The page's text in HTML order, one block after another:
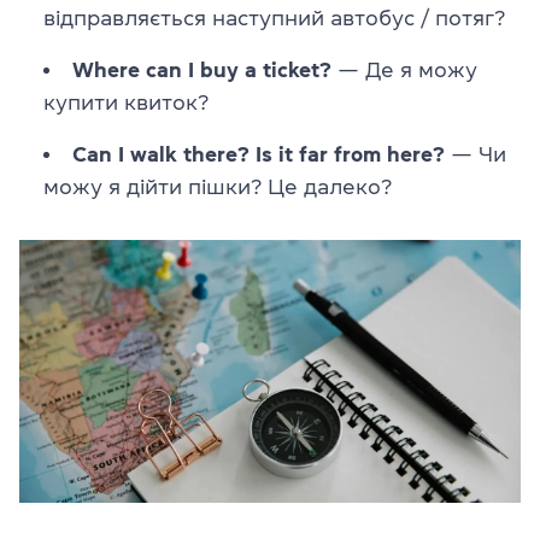
відправляється наступний автобус / потяг?
Where can I buy a ticket? — Де я можу
купити квиток?
Can I walk there? Is it far from here? — Чи
можу я дійти пішки? Це далеко?